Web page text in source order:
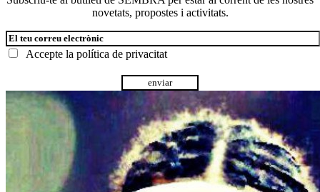
novetats, propostes i activitats.
Accepte la política de privacitat